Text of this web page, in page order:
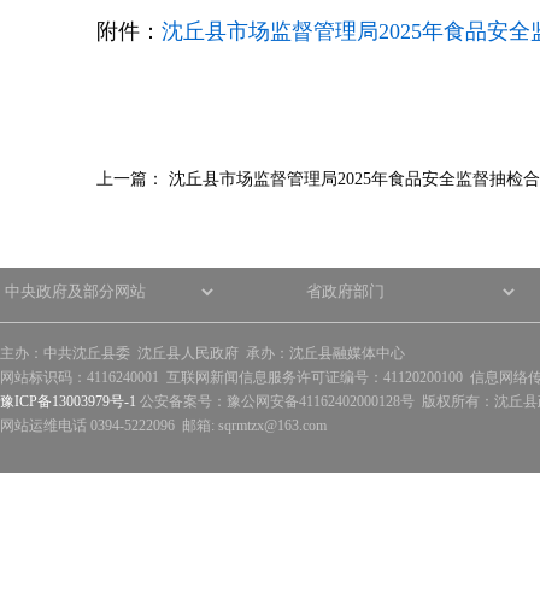
附件： 沈丘县市场监督管理局2025年食品安全
上一篇： 沈丘县市场监督管理局2025年食品安全监督抽检
主办：中共沈丘县委 沈丘县人民政府 承办：沈丘县融媒体中心
网站标识码：4116240001 互联网新闻信息服务许可证编号：41120200100 信息网络
豫ICP备13003979号-1 公安备案号：豫公网安备41162402000128号 版权所有：沈丘
网站运维电话 0394-5222096 邮箱: sqrmtzx@163.com